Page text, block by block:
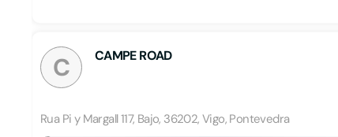
C CAMPE ROAD
Rua Pi y Margall 117, Bajo, 36202, Vigo, Pontevedra